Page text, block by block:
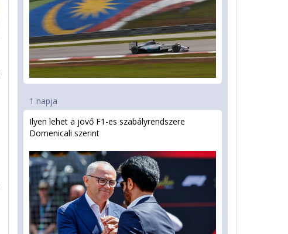
1 napja
Ilyen lehet a jövő F1-es szabályrendszere
Domenicali szerint